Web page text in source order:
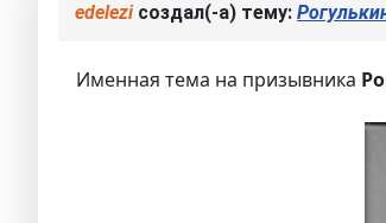
edeleziсоздал(-а) тему:
Именная тема на призывника